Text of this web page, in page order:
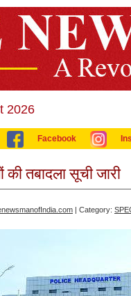
2026
Facebook
तबादला सूची जारी
| Category: